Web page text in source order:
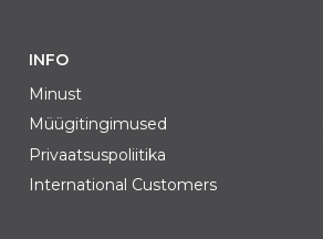
INFO
Minust
Müügitingimused
Privaatsuspoliitika
International Customers